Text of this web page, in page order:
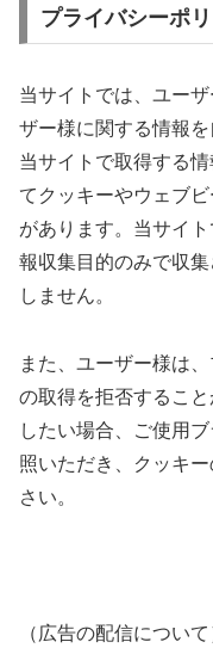
プライバシーポ
当サイトでは、ユー
ザー様に関する情報
当サイトで取得する
てクッキーやウェブ
があります。当サイ
報収集目的のみで収
しません。
また、ユーザー様は
の取得を拒否するこ
したい場合、ご使用
照いただき、クッキ
さい。
（広告の配信について